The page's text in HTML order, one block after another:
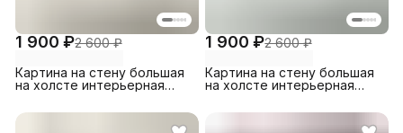
1 900 ₽2 600 ₽
Картина на стену большая
на холсте интерьерная
1 900 ₽2 600 ₽
Картина на стену большая
на холсте интерьерная